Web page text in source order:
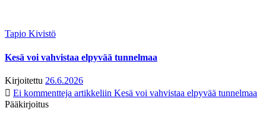
Tapio Kivistö
Kesä voi vahvistaa elpyvää tunnelmaa
Kirjoitettu 26.6.2026
Ei kommentteja artikkeliin Kesä voi vahvistaa elpyvää tunnelmaa
Pääkirjoitus